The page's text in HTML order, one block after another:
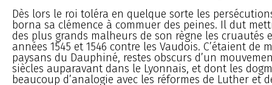
Dès lors le roi toléra en quelque sorte les
borna sa clémence à commuer des peines. Il dut
des plus grands malheurs de son règne les cruautés
années 1545 et 1546 contre les Vaudois. C’étaient de
paysans du Dauphiné, restes obscurs d’un
siècles auparavant dans le Lyonnais, et dont les
beaucoup d’analogie avec les réformes de Luther et